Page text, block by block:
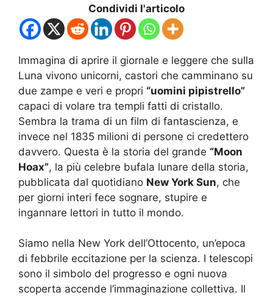
Condividi l'articolo
Immagina di aprire il giornale e leggere che sulla
Luna vivono unicorni, castori che camminano su
due zampe e veri e propri “uomini pipistrello”
capaci di volare tra templi fatti di cristallo.
Sembra la trama di un film di fantascienza, e
invece nel 1835 milioni di persone ci credettero
davvero. Questa è la storia del grande “Moon
Hoax”, la più celebre bufala lunare della storia,
pubblicata dal quotidiano New York Sun, che
per giorni interi fece sognare, stupire e
ingannare lettori in tutto il mondo.
Siamo nella New York dell’Ottocento, un’epoca
di febbrile eccitazione per la scienza. I telescopi
sono il simbolo del progresso e ogni nuova
scoperta accende l’immaginazione collettiva. Il